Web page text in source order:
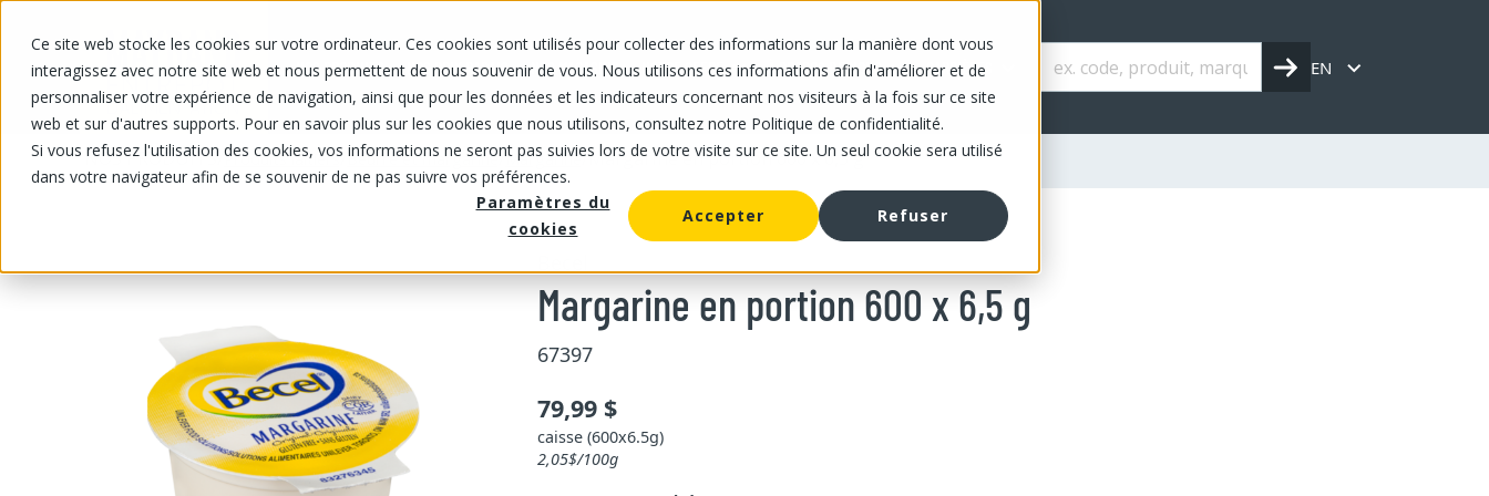
Ce site web stocke les cookies sur votre ordinateur. Ces cookies sont utilisés pour collecter des informations sur la manière dont vous
interagissez avec notre site web et nous permettent de nous souvenir de vous. Nous utilisons ces informations afin d'améliorer et de
personnaliser votre expérience de navigation, ainsi que pour les données et les indicateurs concernant nos visiteurs à la fois sur ce site
web et sur d'autres supports. Pour en savoir plus sur les cookies que nous utilisons, consultez notre Politique de confidentialité.
Si vous refusez l'utilisation des cookies, vos informations ne seront pas suivies lors de votre visite sur ce site. Un seul cookie sera utilisé
dans votre navigateur afin de se souvenir de ne pas suivre vos préférences.
Paramètres du
cookies
Accepter Refuser
NOS PRODUITS NOS PRIX RABAIS NOS MAGASINS NOTRE OFFRE À PROPOS DE NOUS CARRIÈRES EN
NOS PRODUITS/ Produits laitiers/ Beurre et margarine/Margarine/Margarine en portion 600 x 6,5 g
Margarine en portion 600 x 6,5 g
67397
79,99 $
caisse (600x6.5g)
2,05$/100g